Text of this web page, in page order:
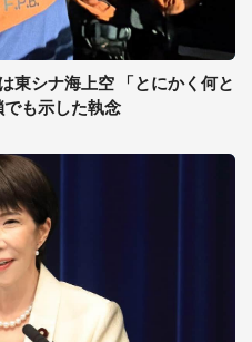
東シナ海上空 「とにかく何と
も示した執念